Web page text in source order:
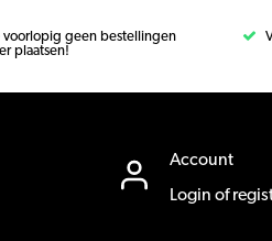
voorlopig geen bestellingen
plaatsen!
Account
Login of